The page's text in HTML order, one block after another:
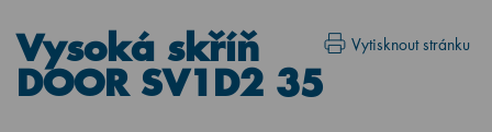
Vytisknout stránku
Vysoká skříň
DOOR SV1D2 35